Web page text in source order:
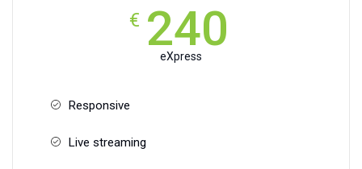
€ 240
eXpress
Responsive
Live streaming